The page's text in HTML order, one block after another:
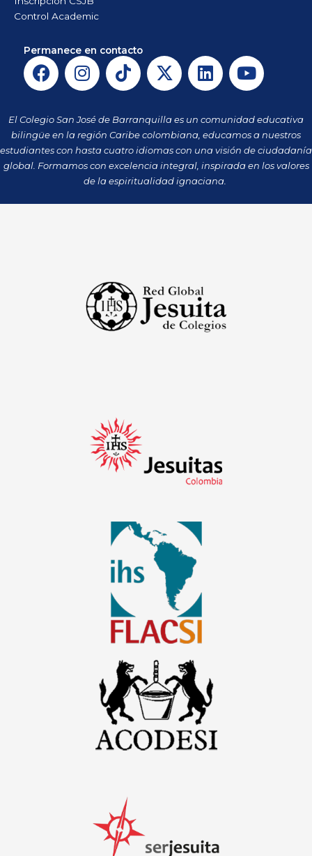
Control Academic
Permanece en contacto
F
a
e
b
o
o
I
n
t
a
g
r
a
m
T
i
t
o
k
X
-
w
i
t
t
e
r
L
i
k
e
d
i
n
Y
o
t
u
b
e
El Colegio San José de Barranquilla es un comunidad educativa
bilingüe en la región Caribe colombiana, educamos a nuestros
estudiantes con hasta cuatro idiomas con una visión de ciudadanía
global. Formamos con excelencia integral, inspirada en los valores
de la espiritualidad ignaciana.